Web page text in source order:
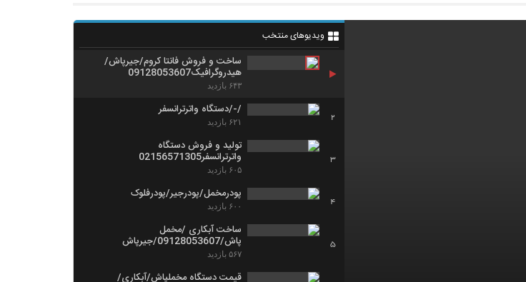
ویدیوهای منتخب
ساخت و فروش فانتا کروم/جیرپاش/
هیدروگرافیک09128053607
۶۴۳ بازدید
2
/-/دستگاه واترترانسفر
۶۲۱ بازدید
3
تولید و فروش دستگاه
واترترانسفر02156571305
۶۰۵ بازدید
4
پودرمخمل/پودرجیر/پودرفلوک
۶۰۰ بازدید
5
ساخت آبکاری /مخمل
پاش/09128053607/جیرپاش
۵۶۷ بازدید
قیمت دستگاه مخملپاش/آبکاری/